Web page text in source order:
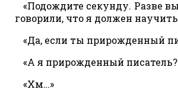
«Подождите секунду. Разве
говорили, что я должен
«Да, если ты прирожденный
«А я прирожденный
«Хм…»